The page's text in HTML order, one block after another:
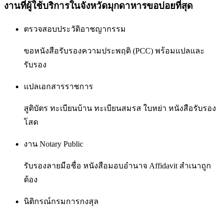
งานที่ผู้ใช้บริการในจังหวัดมุกดาหารขอบ่อยที่สุด
ตรวจสอบประวัติอาชญากรรม
ขอหนังสือรับรองความประพฤติ (PCC) พร้อมแปลและ
รับรอง
แปลเอกสารราชการ
สูติบัตร ทะเบียนบ้าน ทะเบียนสมรส ใบหย่า หนังสือรับรอง
โสด
งาน Notary Public
รับรองลายมือชื่อ หนังสือมอบอำนาจ Affidavit สำเนาถูก
ต้อง
นิติกรณ์กรมการกงสุล